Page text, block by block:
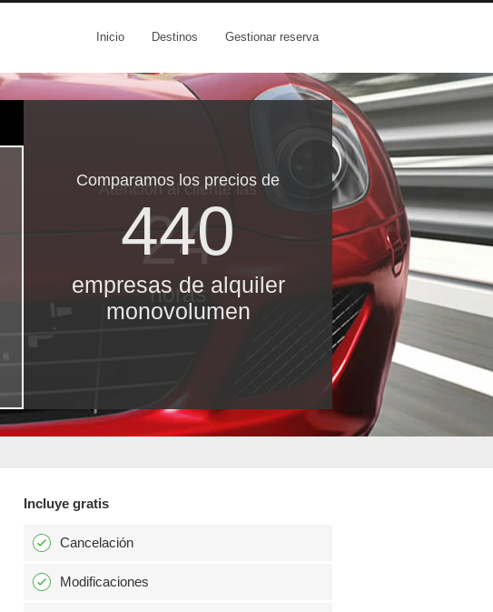
Inicio Destinos Gestionar reserva
Comparamos los precios de
440
empresas de alquiler
monovolumen
Atención al cliente las
24
horas
Incluye gratis
Cancelación
Modificaciones